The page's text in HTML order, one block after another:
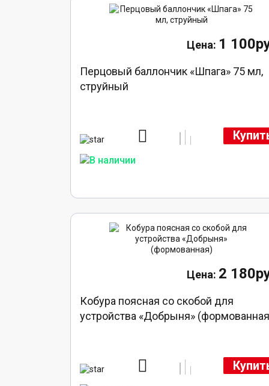
1
Перцовый баллончик «Шпага» 75 мл,
струйный
2
Кобура поясная со скобой для
устройства «Добрыня»